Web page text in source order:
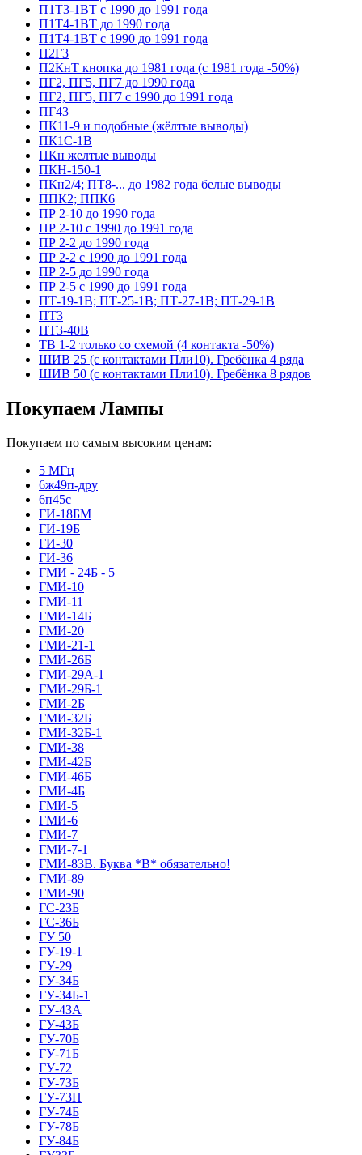
П1Т3-1ВТ с 1990 до 1991 года
П1Т4-1ВТ до 1990 года
П1Т4-1ВТ с 1990 до 1991 года
П2Г3
П2КнТ кнопка до 1981 года (с 1981 года -50%)
ПГ2, ПГ5, ПГ7 до 1990 года
ПГ2, ПГ5, ПГ7 с 1990 до 1991 года
ПГ43
ПК11-9 и подобные (жёлтые выводы)
ПК1С-1В
ПКн желтые выводы
ПКН-150-1
ПКн2/4; ПТ8-... до 1982 года белые выводы
ППК2; ППК6
ПР 2-10 до 1990 года
ПР 2-10 с 1990 до 1991 года
ПР 2-2 до 1990 года
ПР 2-2 с 1990 до 1991 года
ПР 2-5 до 1990 года
ПР 2-5 с 1990 до 1991 года
ПТ-19-1В; ПТ-25-1В; ПТ-27-1В; ПТ-29-1В
ПТ3
ПТ3-40В
ТВ 1-2 только со схемой (4 контакта -50%)
ШИВ 25 (с контактами Пли10). Гребёнка 4 ряда
ШИВ 50 (с контактами Пли10). Гребёнка 8 рядов
Покупаем Лампы
Покупаем по самым высоким ценам:
5 МГц
6ж49п-дру
6п45с
ГИ-18БМ
ГИ-19Б
ГИ-30
ГИ-36
ГМИ - 24Б - 5
ГМИ-10
ГМИ-11
ГМИ-14Б
ГМИ-20
ГМИ-21-1
ГМИ-26Б
ГМИ-29А-1
ГМИ-29Б-1
ГМИ-2Б
ГМИ-32Б
ГМИ-32Б-1
ГМИ-38
ГМИ-42Б
ГМИ-46Б
ГМИ-4Б
ГМИ-5
ГМИ-6
ГМИ-7
ГМИ-7-1
ГМИ-83В. Буква *В* обязательно!
ГМИ-89
ГМИ-90
ГС-23Б
ГС-36Б
ГУ 50
ГУ-19-1
ГУ-29
ГУ-34Б
ГУ-34Б-1
ГУ-43А
ГУ-43Б
ГУ-70Б
ГУ-71Б
ГУ-72
ГУ-73Б
ГУ-73П
ГУ-74Б
ГУ-78Б
ГУ-84Б